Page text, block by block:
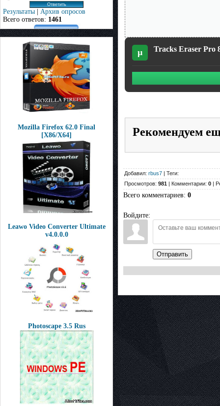
Результаты | Архив опросов
Всего ответов: 1461
Mozilla Firefox 62.0 Final
[X86/X64]
Leawo Video Converter Ultimate
v4.0.0.0
Photoscape 3.5 Rus
µ Tracks Eraser Pro
Рекомендуем
Добавил: rbus7 | Теги:
Просмотров: 981 | Комментарии: 0 |
Всего комментариев: 0
Войдите:
Отправить